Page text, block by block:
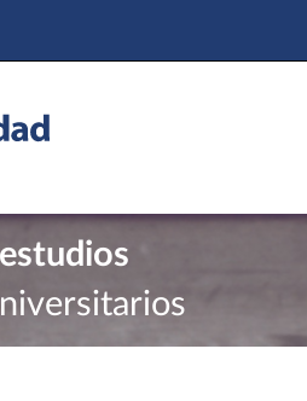
estudios